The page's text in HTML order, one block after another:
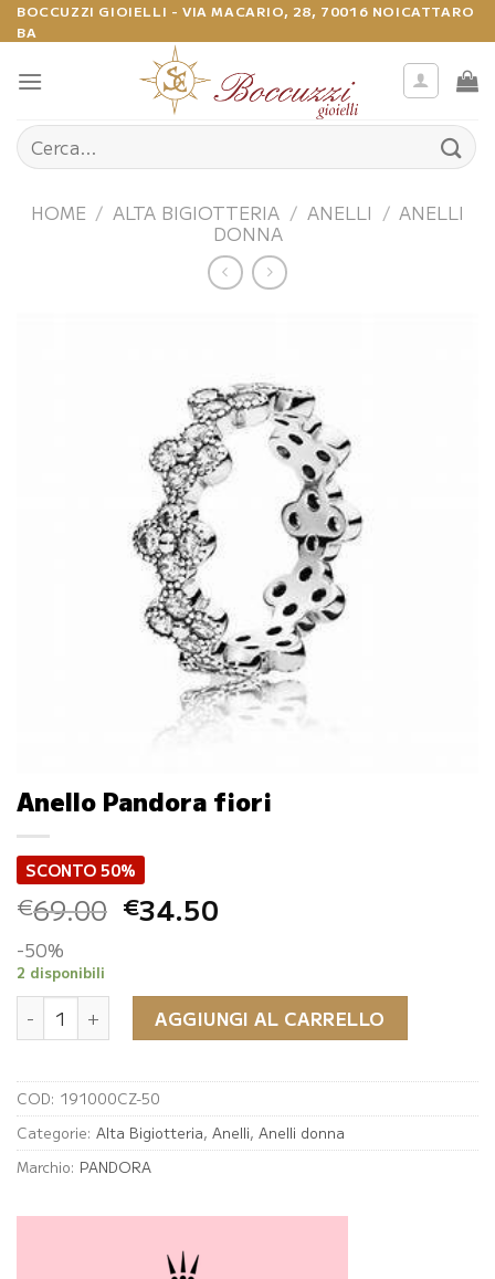
Salta
ai
contenuti
BOCCUZZI GIOIELLI - VIA MACARIO, 28, 70016 NOICATTARO
BA
Cerca:
HOME / ALTA BIGIOTTERIA / ANELLI / ANELLI
DONNA
Anello Pandora fiori
SCONTO 50%
€69.00 Il
era:
€69.00.
€34.50
è:
€34.50.
-50%
2 disponibili
Anello Pandora fiori quantitàAGGIUNGI AL CARRELLO
COD: 191000CZ-50
Categorie: Alta Bigiotteria, Anelli, Anelli donna
Marchio: PANDORA